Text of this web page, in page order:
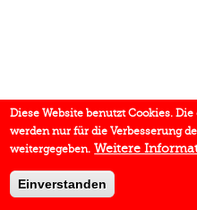
Diese Website benutzt Cookies.
werden nur für die Verbesserung
weitergegeben. Weitere
Einverstanden